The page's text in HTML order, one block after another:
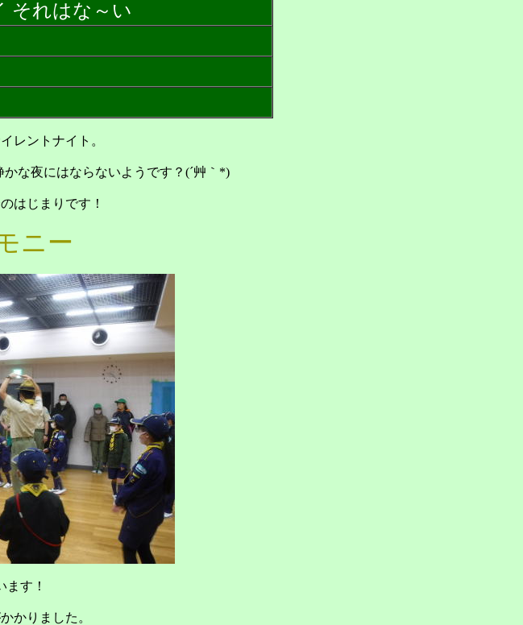
それはな～い
レントナイト。
な夜にはならないようです？(´艸｀*)
はじまりです！
ニー
ます！
かりました。